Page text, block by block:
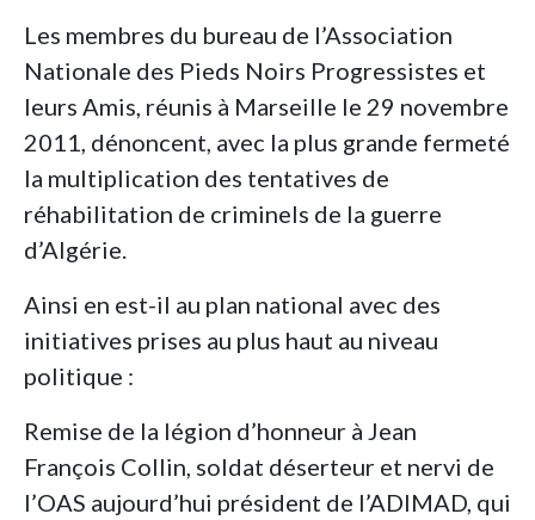
Les membres du bureau de l’Association
Nationale des Pieds Noirs Progressistes et
leurs Amis, réunis à Marseille le 29 novembre
2011, dénoncent, avec la plus grande fermeté
la multiplication des tentatives de
réhabilitation de criminels de la guerre
d’Algérie.
Ainsi en est-il au plan national avec des
initiatives prises au plus haut au niveau
politique :
Remise de la légion d’honneur à Jean
François Collin, soldat déserteur et nervi de
l’OAS aujourd’hui président de l’ADIMAD, qui